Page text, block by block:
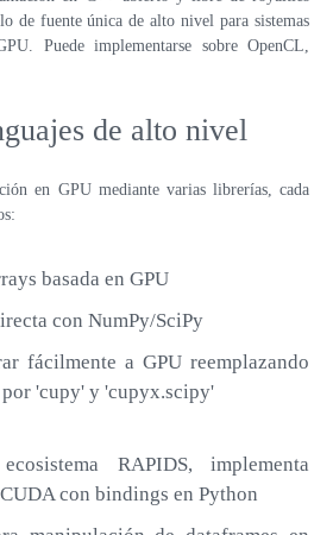
de fuente única de alto nivel para sistemas
Puede implementarse sobre OpenCL,
de alto nivel
en GPU mediante varias librerías, cada
basada en GPU
con NumPy/SciPy
fácilmente a GPU reemplazando
'cupy' y 'cupyx.scipy'
RAPIDS, implementa
con bindings en Python